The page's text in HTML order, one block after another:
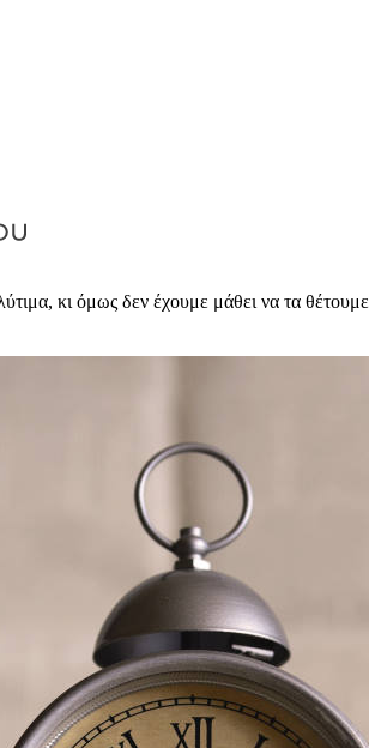
– Παιδοψυχολόγος
κι όμως δεν έχουμε μάθει να τα θέτουμε